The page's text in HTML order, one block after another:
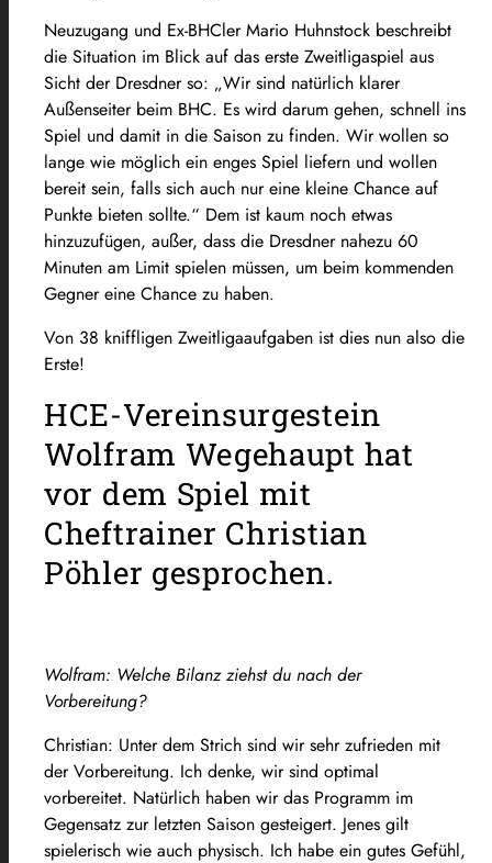
Neuzugang und Ex-BHCler Mario Huhnstock beschreibt
die Situation im Blick auf das erste Zweitligaspiel aus
Sicht der Dresdner so: „Wir sind natürlich klarer
Außenseiter beim BHC. Es wird darum gehen, schnell ins
Spiel und damit in die Saison zu finden. Wir wollen so
lange wie möglich ein enges Spiel liefern und wollen
bereit sein, falls sich auch nur eine kleine Chance auf
Punkte bieten sollte.“ Dem ist kaum noch etwas
hinzuzufügen, außer, dass die Dresdner nahezu 60
Minuten am Limit spielen müssen, um beim kommenden
Gegner eine Chance zu haben.
Von 38 kniffligen Zweitligaaufgaben ist dies nun also die
Erste!
HCE-Vereinsurgestein
Wolfram Wegehaupt hat
vor dem Spiel mit
Cheftrainer Christian
Pöhler gesprochen.
Wolfram: Welche Bilanz ziehst du nach der
Vorbereitung?
Christian: Unter dem Strich sind wir sehr zufrieden mit
der Vorbereitung. Ich denke, wir sind optimal
vorbereitet. Natürlich haben wir das Programm im
Gegensatz zur letzten Saison gesteigert. Jenes gilt
spielerisch wie auch physisch. Ich habe ein gutes Gefühl,